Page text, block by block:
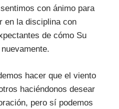
con ánimo para
en la disciplina con
de cómo Su
hacer que el viento
haciéndonos desear
pero sí podemos